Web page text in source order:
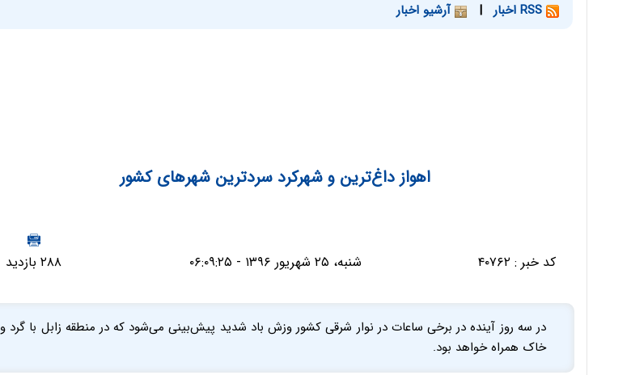
| آرشیو اخبار
اهواز داغ‌ترین و شهرکرد سردترین شهر‌های کشور‌
کد خبر : ۴۰۷۶۲ شنبه، ۲۵ شهریور ۱۳۹۶ - ۰۶:۰۹:۲۵ ۲۸۸ بازدید
در سه روز آینده در برخی ساعات در نوار شرقی کشور وزش باد شدید پیش‌بینی می‌شود که در منطقه زابل با گرد و
خاک همراه خواهد بود.